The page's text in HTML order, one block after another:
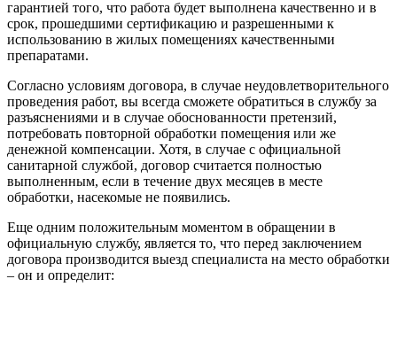
гарантией того, что работа будет выполнена качественно и в
срок, прошедшими сертификацию и разрешенными к
использованию в жилых помещениях качественными
препаратами.
Согласно условиям договора, в случае неудовлетворительного
проведения работ, вы всегда сможете обратиться в службу за
разъяснениями и в случае обоснованности претензий,
потребовать повторной обработки помещения или же
денежной компенсации. Хотя, в случае с официальной
санитарной службой, договор считается полностью
выполненным, если в течение двух месяцев в месте
обработки, насекомые не появились.
Еще одним положительным моментом в обращении в
официальную службу, является то, что перед заключением
договора производится выезд специалиста на место обработки
– он и определит: